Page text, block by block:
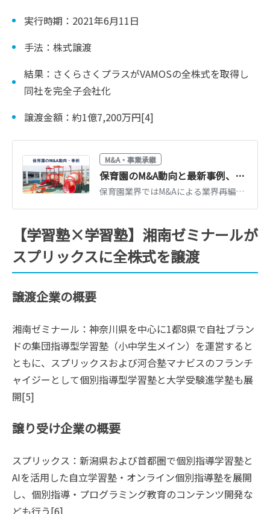
実行時期：2021年6月11日
手法：株式譲渡
結果：さくらさくプラスがVAMOSの全株式を取得し
同社を完全子会社化
譲渡金額：約1億7,200万円[4]
M&A・事業承継
保育園のM&A動向と最新事例、売却相場を徹底解説
保育園業界ではM&Aによる業界再編や経営多角化の動きが活発化しています。保育園業界の概要とM&Aの動向、事例、売却価格・相場についてくわしく解説します。社会福祉法人のM&Aに特有の問題も説明します。(執筆者：京都大学文学部卒の企業法務・金融専門ライター 相良義勝)
【学習塾×学習塾】湘南ゼミナールが
スプリックスに全株式を譲渡
譲渡企業の概要
湘南ゼミナール：神奈川県を中心に1都8県で自社ブラン
ドの集団指導型学習塾（小中学生メイン）を運営すると
ともに、スプリックスおよび河合塾マナビスのフランチ
ャイジーとして個別指導型学習塾と大学受験進学塾も展
開[5]
譲り受け企業の概要
スプリックス：新潟県および首都圏で個別指導学習塾と
AIを活用した自立学習塾・オンライン個別指導塾を展開
し、個別指導・プログラミング教育のコンテンツ開発な
ども行う[6]